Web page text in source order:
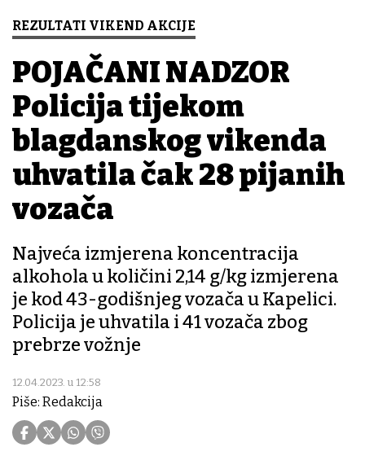
REZULTATI VIKEND AKCIJE
POJAČANI NADZOR
Policija tijekom
blagdanskog vikenda
uhvatila čak 28 pijanih
vozača
Najveća izmjerena koncentracija
alkohola u količini 2,14 g/kg izmjerena
je kod 43-godišnjeg vozača u Kapelici.
Policija je uhvatila i 41 vozača zbog
prebrze vožnje
12.04.2023. u 12:58
Piše: Redakcija